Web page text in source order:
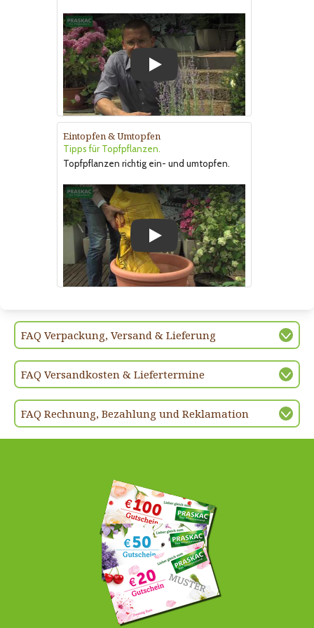
Eintopfen & Umtopfen
Tipps für Topfpflanzen.
Topfpflanzen richtig ein- und umtopfen.
FAQ Verpackung, Versand & Lieferung
FAQ Versandkosten & Liefertermine
FAQ Rechnung, Bezahlung und Reklamation